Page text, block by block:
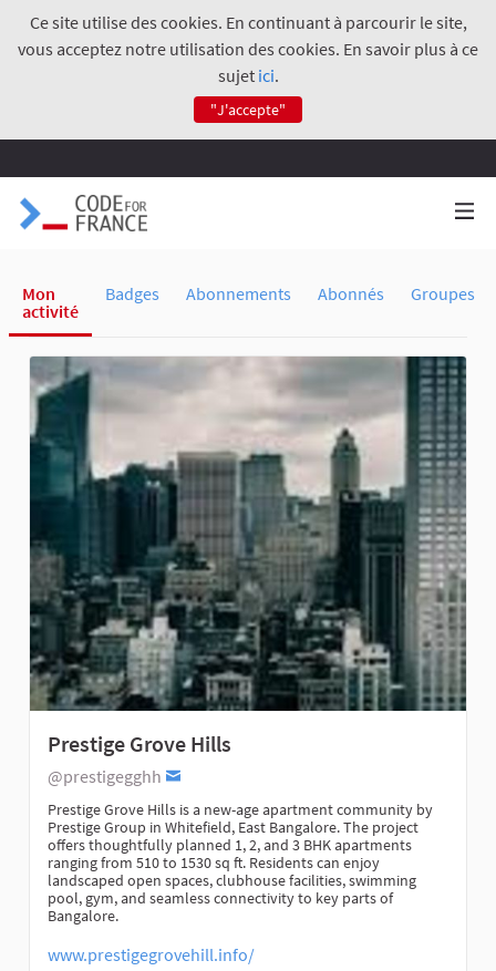
Ce site utilise des cookies. En continuant à parcourir le site,
vous acceptez notre utilisation des cookies. En savoir plus à ce
sujet ici.
"J'accepte"
Mon
activité
Badges Abonnements Abonnés Groupes
Prestige Grove Hills
@prestigegghh
Prestige Grove Hills is a new-age apartment community by
Prestige Group in Whitefield, East Bangalore. The project
offers thoughtfully planned 1, 2, and 3 BHK apartments
ranging from 510 to 1530 sq ft. Residents can enjoy
landscaped open spaces, clubhouse facilities, swimming
pool, gym, and seamless connectivity to key parts of
Bangalore.
www.prestigegrovehill.info/